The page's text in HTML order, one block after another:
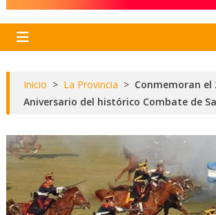
Inicio > La Provincia > Conmemoran el
Aniversario del histórico Combate de